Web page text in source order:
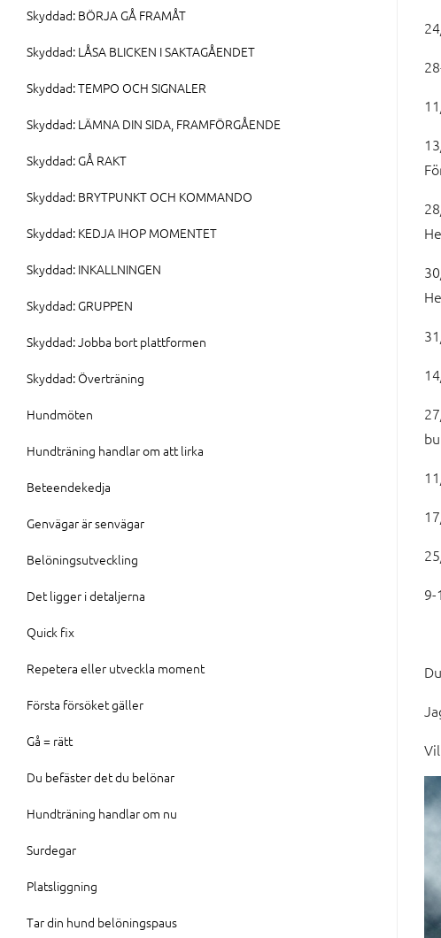
9-
Skyddad: BÖRJA GÅ FRAMÅT
Skyddad: LÅSA BLICKEN I SAKTAGÅENDET
Skyddad: TEMPO OCH SIGNALER
Skyddad: LÄMNA DIN SIDA, FRAMFÖRGÅENDE
Skyddad: GÅ RAKT
Skyddad: BRYTPUNKT OCH KOMMANDO
Skyddad: KEDJA IHOP MOMENTET
Skyddad: INKALLNINGEN
Skyddad: GRUPPEN
Skyddad: Jobba bort plattformen
Skyddad: Överträning
Hundmöten
Hundträning handlar om att lirka
Beteendekedja
Genvägar är senvägar
Belöningsutveckling
Det ligger i detaljerna
Quick fix
Repetera eller utveckla moment
Första försöket gäller
Gå = rätt
Du befäster det du belönar
Hundträning handlar om nu
Surdegar
Platsliggning
Tar din hund belöningspaus